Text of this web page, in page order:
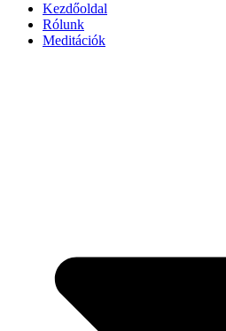
Kezdőoldal
Rólunk
Meditációk